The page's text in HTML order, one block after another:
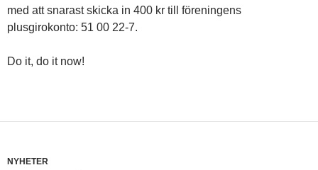
med att snarast skicka in 400 kr till föreningens
plusgirokonto: 51 00 22-7.
Do it, do it now!
NYHETER